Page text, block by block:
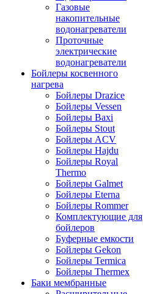
Газовые
накопительные
водонагреватели
Проточные
электрические
водонагреватели
Бойлеры косвенного
нагрева
Бойлеры Drazice
Бойлеры Vessen
Бойлеры Baxi
Бойлеры Stout
Бойлеры ACV
Бойлеры Hajdu
Бойлеры Royal
Thermo
Бойлеры Galmet
Бойлеры Eterna
Бойлеры Rommer
Комплектующие для
бойлеров
Буферные емкости
Бойлеры Gekon
Бойлеры Termica
Бойлеры Thermex
Баки мембранные